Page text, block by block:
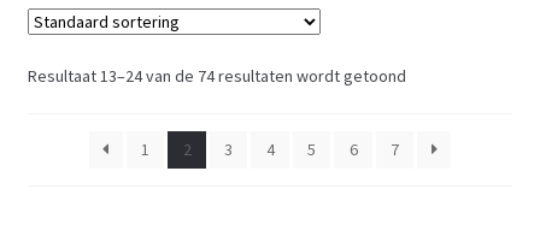
Resultaat 13–24 van de 74 resultaten wordt getoond
1 2 3 4 5 6 7